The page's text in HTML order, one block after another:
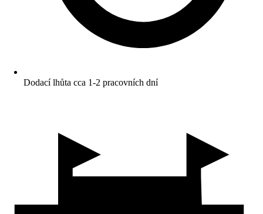
Dodací lhůta cca 1-2 pracovních dní